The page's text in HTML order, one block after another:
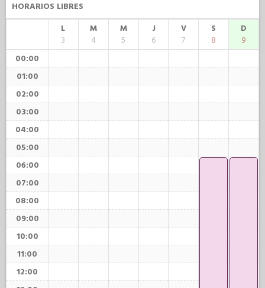
HORARIOS LIBRES
L
3
M
4
M
5
J
6
V
7
S
8
D
9
00:00
01:00
02:00
03:00
04:00
05:00
06:00
07:00
08:00
09:00
10:00
11:00
12:00